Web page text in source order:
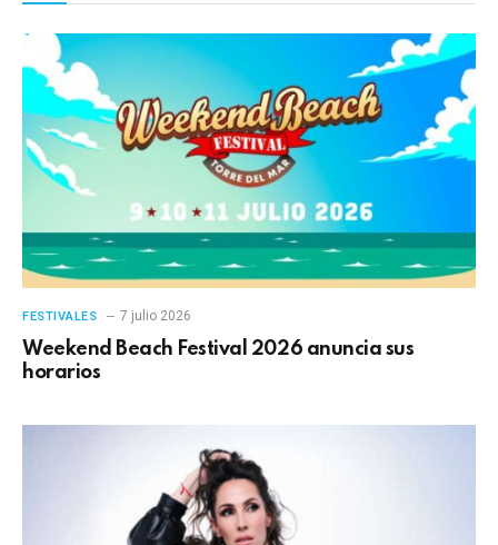
FESTIVALES 7 julio 2026
Weekend Beach Festival 2026 anuncia sus
horarios